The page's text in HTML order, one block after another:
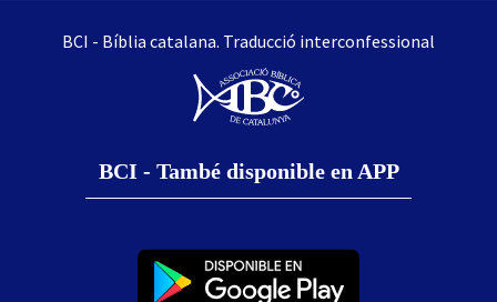
BCI - Bíblia catalana. Traducció interconfessional
BCI - També disponible en APP